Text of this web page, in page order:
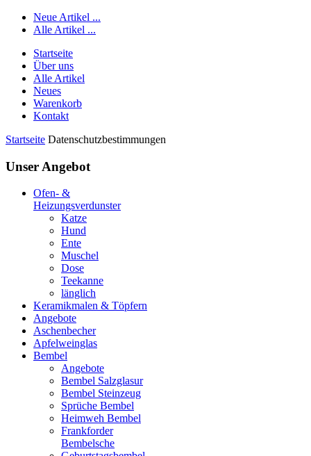
Neue Artikel ...
Alle Artikel ...
Startseite
Über uns
Alle Artikel
Neues
Warenkorb
Kontakt
Startseite Datenschutzbestimmungen
Unser Angebot
Ofen- &
Heizungsverdunster
Katze
Hund
Ente
Muschel
Dose
Teekanne
länglich
Keramikmalen & Töpfern
Angebote
Aschenbecher
Apfelweinglas
Bembel
Angebote
Bembel Salzglasur
Bembel Steinzeug
Sprüche Bembel
Heimweh Bembel
Frankforder
Bembelsche